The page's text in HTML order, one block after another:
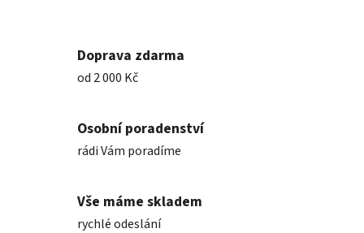
Doprava zdarma
od 2 000 Kč
Osobní poradenství
rádi Vám poradíme
Vše máme skladem
rychlé odeslání